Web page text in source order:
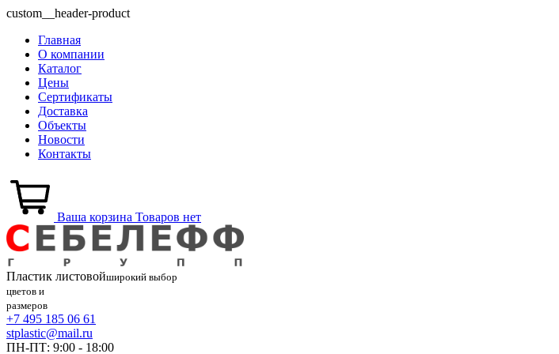
custom__header-product
Главная
О компании
Каталог
Цены
Сертификаты
Доставка
Объекты
Новости
Контакты
Ваша корзина Товаров нет
Пластик листовойширокий выбор
цветов и
размеров
+7 495 185 06 61
stplastic@mail.ru
ПН-ПТ: 9:00 - 18:00